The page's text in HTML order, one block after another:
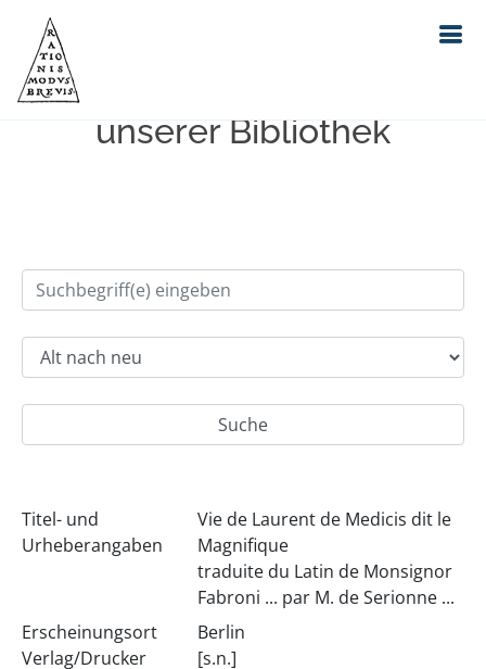
Einfache Suche im Bestand
unserer Bibliothek
Titel- und
Urheberangaben
Vie de Laurent de Medicis dit le
Magnifique
traduite du Latin de Monsignor
Fabroni ... par M. de Serionne ...
Erscheinungsort
Verlag/Drucker
Berlin
[s.n.]